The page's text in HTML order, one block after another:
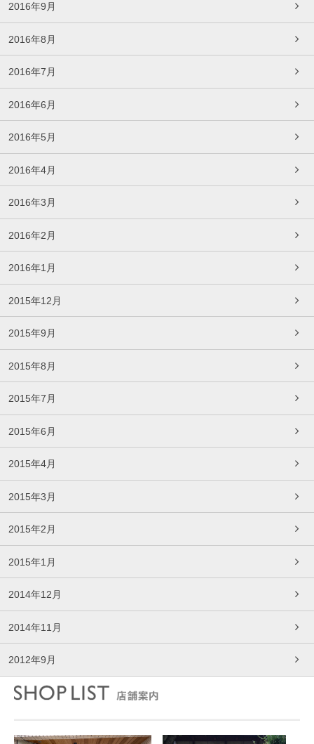
2016年9月
2016年8月
2016年7月
2016年6月
2016年5月
2016年4月
2016年3月
2016年2月
2016年1月
2015年12月
2015年9月
2015年8月
2015年7月
2015年6月
2015年4月
2015年3月
2015年2月
2015年1月
2014年12月
2014年11月
2012年9月